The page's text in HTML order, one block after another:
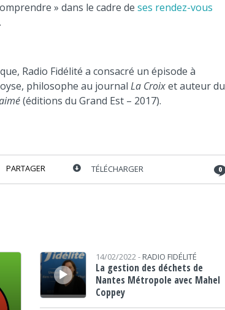
» dans le cadre de ses rendez-vous
.
Radio Fidélité a consacré un épisode à
philosophe au journal La Croixet auteur du
(éditions du Grand Est – 2017).
PARTAGER TÉLÉCHARGER 0
Lecteur audio 14/02/2022 - RADIO FIDÉLITÉ
La gestion des déchets de
Nantes Métropole avec Mahel
Coppey